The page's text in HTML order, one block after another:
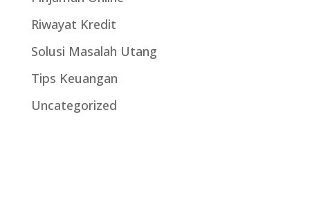
Riwayat Kredit
Solusi Masalah Utang
Tips Keuangan
Uncategorized